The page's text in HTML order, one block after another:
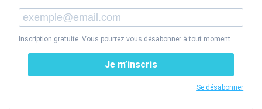
Inscription gratuite. Vous pourrez vous désabonner à tout moment.
Je m’inscris
Se désabonner